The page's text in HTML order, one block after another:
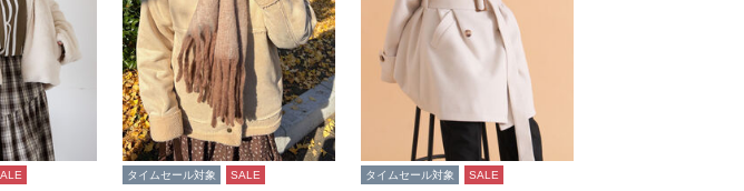
タイムセール対象 SALE タイムセール対象 SALE